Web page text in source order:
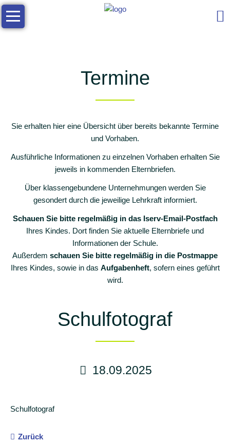
Navigation
überspringen
Die
Schule
Zusammenarbeit
Arbeitsgemeinschaften
Schulkonzept
Eingangsphase
Inklusion
Schulassistenz
Schulverein
Termine
Sie erhalten hier eine Übersicht über bereits bekannte Termine
und Vorhaben.
Ausführliche Informationen zu einzelnen Vorhaben erhalten Sie
jeweils in kommenden Elternbriefen.
Über klassengebundene Unternehmungen werden Sie
gesondert durch die jeweilige Lehrkraft informiert.
Schauen Sie bitte regelmäßig in das Iserv-Email-Postfach
Ihres Kindes. Dort finden Sie aktuelle Elternbriefe und
Informationen der Schule.
Außerdem schauen Sie bitte regelmäßig in die Postmappe
Ihres Kindes, sowie in das Aufgabenheft, sofern eines geführt
wird.
Schulfotograf
18.09.2025
Schulfotograf
Zurück